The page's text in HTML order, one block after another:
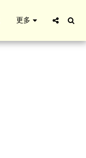
更多